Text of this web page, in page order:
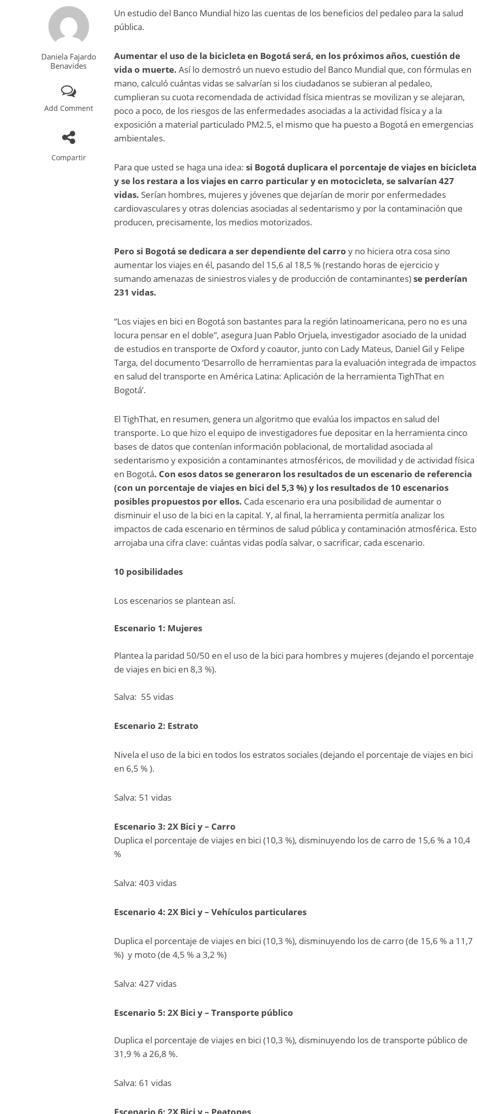
Daniela Fajardo
Benavides
Add Comment
Compartir
Un estudio del Banco Mundial hizo las cuentas de los beneficios del pedaleo para la salud
pública.
Aumentar el uso de la bicicleta en Bogotá será, en los próximos años, cuestión de
vida o muerte.Así lo demostró un nuevo estudio del Banco Mundial que, con fórmulas en
mano, calculó cuántas vidas se salvarían si los ciudadanos se subieran al pedaleo,
cumplieran su cuota recomendada de actividad física mientras se movilizan y se alejaran,
poco a poco, de los riesgos de las enfermedades asociadas a la actividad física y a la
exposición a material particulado PM2.5, el mismo que ha puesto a Bogotá en emergencias
ambientales.
Para que usted se haga una idea:si Bogotá duplicara el porcentaje de viajes en bicicleta
y se los restara a los viajes en carro particular y en motocicleta, se salvarían 427
vidas. Serían hombres, mujeres y jóvenes que dejarían de morir por enfermedades
cardiovasculares y otras dolencias asociadas al sedentarismo y por la contaminación que
producen, precisamente, los medios motorizados.
Pero si Bogotá se dedicara a ser dependiente del carro y no hiciera otra cosa sino
aumentar los viajes en él, pasando del 15,6 al 18,5 % (restando horas de ejercicio y
sumando amenazas de siniestros viales y de producción de contaminantes)se perderían
231 vidas.
“Los viajes en bici en Bogotá son bastantes para la región latinoamericana, pero no es una
locura pensar en el doble”, asegura Juan Pablo Orjuela, investigador asociado de la unidad
de estudios en transporte de Oxford y coautor, junto con Lady Mateus, Daniel Gil y Felipe
Targa, del documento ‘Desarrollo de herramientas para la evaluación integrada de impactos
en salud del transporte en América Latina: Aplicación de la herramienta TighThat en
Bogotá’.
El TighThat, en resumen, genera un algoritmo que evalúa los impactos en salud del
transporte. Lo que hizo el equipo de investigadores fue depositar en la herramienta cinco
bases de datos que contenían información poblacional, de mortalidad asociada al
sedentarismo y exposición a contaminantes atmosféricos, de movilidad y de actividad física
en Bogotá. Con esos datos se generaron los resultados de un escenario de referencia
(con un porcentaje de viajes en bici del 5,3 %) y los resultados de 10 escenarios
posibles propuestos por ellos. Cada escenario era una posibilidad de aumentar o
disminuir el uso de la bici en la capital. Y, al final, la herramienta permitía analizar los
impactos de cada escenario en términos de salud pública y contaminación atmosférica. Esto
arrojaba una cifra clave: cuántas vidas podía salvar, o sacrificar, cada escenario.
10 posibilidades
Los escenarios se plantean así.
Escenario 1: Mujeres
Plantea la paridad 50/50 en el uso de la bici para hombres y mujeres (dejando el porcentaje
de viajes en bici en 8,3 %).
Salva: 55 vidas
Escenario 2: Estrato
Nivela el uso de la bici en todos los estratos sociales (dejando el porcentaje de viajes en bici
en 6,5 % ).
Salva: 51 vidas
Escenario 3: 2X Bici y – Carro
Duplica el porcentaje de viajes en bici (10,3 %), disminuyendo los de carro de 15,6 % a 10,4
%
Salva: 403 vidas
Escenario 4: 2X Bici y – Vehículos particulares
Duplica el porcentaje de viajes en bici (10,3 %), disminuyendo los de carro (de 15,6 % a 11,7
%) y moto (de 4,5 % a 3,2 %)
Salva: 427 vidas
Escenario 5: 2X Bici y – Transporte público
Duplica el porcentaje de viajes en bici (10,3 %), disminuyendo los de transporte público de
31,9 % a 26,8 %.
Salva: 61 vidas